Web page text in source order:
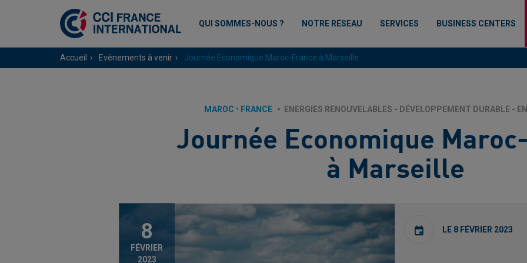
QUI SOMMES-NOUS ? NOTRE RÉSEAU SERVICES BUSINESS CENTERS
Accueil Evènements à venir Journée Economique Maroc-France à Marseille
MAROC • FRANCE ENERGIES RENOUVELABLES - DÉVELOPPEMENT DURABLE -
Journée Economique
à Marseille
8
FÉVRIER
2023
LE 8 FÉVRIER 2023